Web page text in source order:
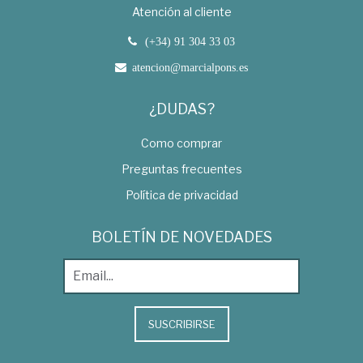
Atención al cliente
(+34) 91 304 33 03
atencion@marcialpons.es
¿DUDAS?
Como comprar
Preguntas frecuentes
Política de privacidad
BOLETÍN DE NOVEDADES
SUSCRIBIRSE